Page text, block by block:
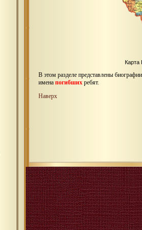
Карта
В этом разделе представлены
имена погибших ребят.
Наверх